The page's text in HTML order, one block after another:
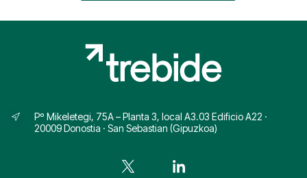
Pº Mikeletegi, 75A – Planta 3, local A3.03 Edificio A22 ·
20009 Donostia · San Sebastian (Gipuzkoa)